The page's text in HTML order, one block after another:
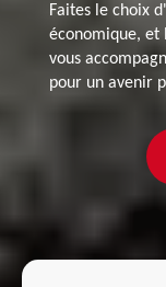
Faites le choix
économique, et
vous
pour un avenir